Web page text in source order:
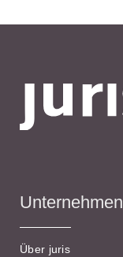
Unternehmen
Über juris